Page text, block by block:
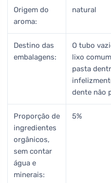
Origem do
aroma:
natural
Destino das
embalagens:
O tubo
lixo
pasta
dente não
Proporção de
ingredientes
orgânicos,
sem contar
água e
minerais:
5%